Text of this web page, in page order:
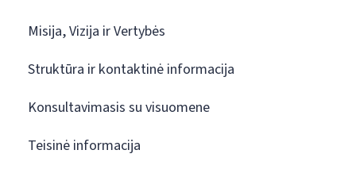
Misija, Vizija ir Vertybės
Struktūra ir kontaktinė informacija
Konsultavimasis su visuomene
Teisinė informacija